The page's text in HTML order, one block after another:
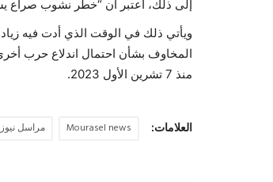
إلى ذلك، اعتبر أن “خطر نشوب صراع
ويأتي ذلك في الوقت الذي أدت فيه
المخاوف بشأن احتمال اندلاع حرب
منذ 7 تشرين الأول 2023.
العلامات: Mourasel news مراسل نيوز